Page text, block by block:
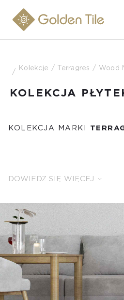
Kolekcje Terragres Wood
KOLEKCJA
KOLEKCJA MARKI
DOWIEDZ SIĘ WIĘCEJ